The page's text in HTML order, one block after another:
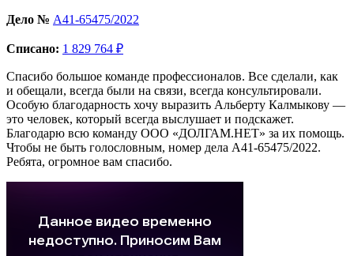
Дело № А41-65475/2022
Списано: 1 829 764 ₽
Спасибо большое команде профессионалов. Все сделали, как
и обещали, всегда были на связи, всегда консультировали.
Особую благодарность хочу выразить Альберту Калмыкову —
это человек, который всегда выслушает и подскажет.
Благодарю всю команду ООО «ДОЛГАМ.НЕТ» за их помощь.
Чтобы не быть голословным, номер дела А41-65475/2022.
Ребята, огромное вам спасибо.